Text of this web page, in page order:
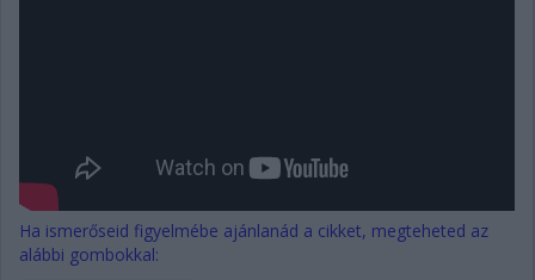
Ha ismerőseid figyelmébe ajánlanád a cikket, megteheted az
alábbi gombokkal: